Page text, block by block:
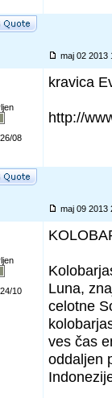
maj 02
08
kravica
http://
maj 09
10
Luna,
celotne
ves čas
oddaljen